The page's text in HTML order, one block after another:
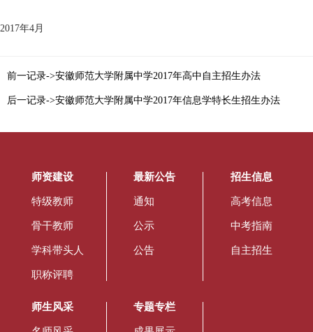
2017年4月
前一记录->安徽师范大学附属中学2017年高中自主招生办法
后一记录->安徽师范大学附属中学2017年信息学特长生招生办法
师资建设
特级教师
骨干教师
学科带头人
职称评聘
最新公告
通知
公示
公告
招生信息
高考信息
中考指南
自主招生
师生风采 专题专栏